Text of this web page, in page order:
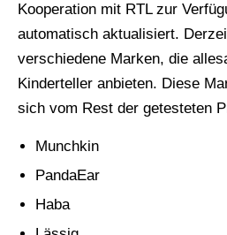
Kooperation mit RTL zur
automatisch aktualisiert.
verschiedene Marken, die
Kinderteller anbieten. Diese
sich vom Rest der getesteten
Munchkin
PandaEar
Haba